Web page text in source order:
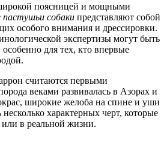
поясницей и мощными
пастушьи собаки представляют собой
особого внимания и дрессировки.
экспертизы могут быть
для тех, кто впервые
считаются первыми
веками развивалась в Азорах и
широкие желоба на спине и уши
характерных черт, которые
в реальной жизни.